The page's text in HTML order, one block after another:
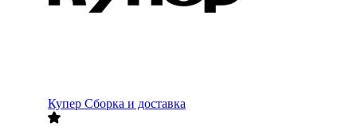
Купер Сборка и доставка